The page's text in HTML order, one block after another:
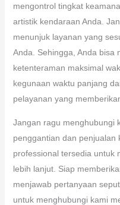
mengontrol tingkat
artistik kendaraan Anda.
menunjuk layanan yang
Anda. Sehingga, Anda bisa
ketenteraman maksimal
kegunaan waktu panjang
pelayanan yang
Jangan ragu menghubungi
penggantian dan penjualan
professional tersedia untuk
lebih lanjut. Siap
menjawab pertanyaan
untuk menghubungi kami